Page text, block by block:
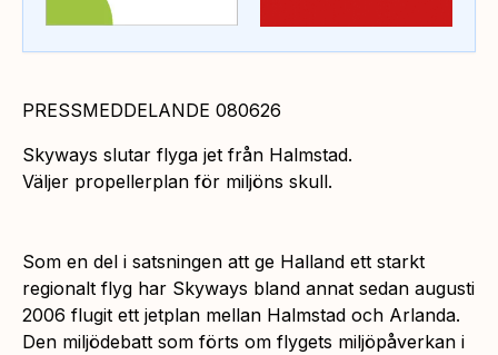
PRESSMEDDELANDE 080626
Skyways slutar flyga jet från Halmstad.
Väljer propellerplan för miljöns skull.
Som en del i satsningen att ge Halland ett starkt
regionalt flyg har Skyways bland annat sedan augusti
2006 flugit ett jetplan mellan Halmstad och Arlanda.
Den miljödebatt som förts om flygets miljöpåverkan i